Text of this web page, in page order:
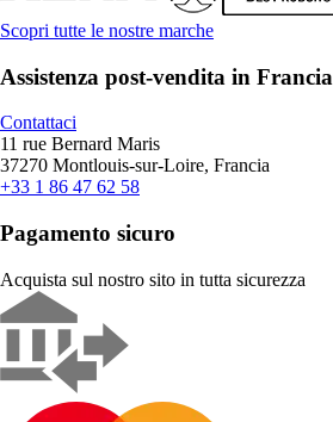
Scopri tutte le nostre marche
Assistenza post-vendita in Francia
Contattaci
11 rue Bernard Maris
37270 Montlouis-sur-Loire, Francia
+33 1 86 47 62 58
Pagamento sicuro
Acquista sul nostro sito in tutta sicurezza